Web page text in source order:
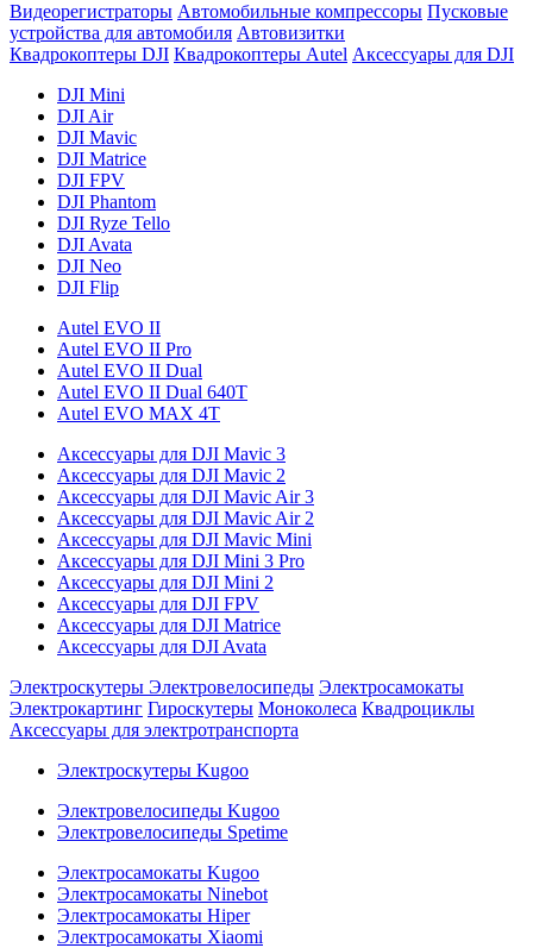
Видеорегистраторы Автомобильные компрессоры Пусковые
устройства для автомобиля Автовизитки
Квадрокоптеры DJI Квадрокоптеры Autel Аксессуары для DJI
DJI Mini
DJI Air
DJI Mavic
DJI Matrice
DJI FPV
DJI Phantom
DJI Ryze Tello
DJI Avata
DJI Neo
DJI Flip
Autel EVO II
Autel EVO II Pro
Autel EVO II Dual
Autel EVO II Dual 640T
Autel EVO MAX 4T
Аксессуары для DJI Mavic 3
Аксессуары для DJI Mavic 2
Аксессуары для DJI Mavic Air 3
Аксессуары для DJI Mavic Air 2
Аксессуары для DJI Mavic Mini
Аксессуары для DJI Mini 3 Pro
Аксессуары для DJI Mini 2
Аксессуары для DJI FPV
Аксессуары для DJI Matrice
Аксессуары для DJI Avata
Электроскутеры Электровелосипеды Электросамокаты
Электрокартинг Гироскутеры Моноколеса Квадроциклы
Аксессуары для электротранспорта
Электроскутеры Kugoo
Электровелосипеды Kugoo
Электровелосипеды Spetime
Электросамокаты Kugoo
Электросамокаты Ninebot
Электросамокаты Hiper
Электросамокаты Xiaomi